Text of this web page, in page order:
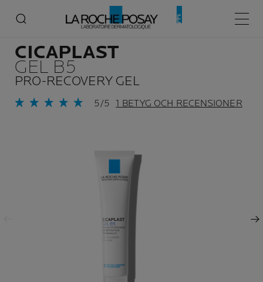
CICAPLAST Gel B5
CICAPLAST
GEL B5
PRO-RECOVERY GEL
5/5 1 BETYG OCH RECENSIONER
Nästa fält